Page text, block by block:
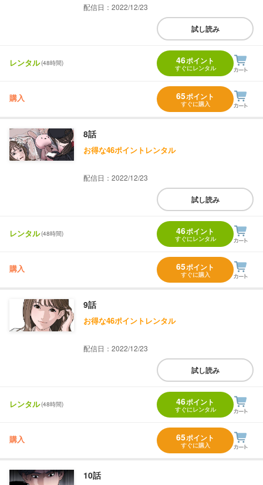
配信日：2022/12/23
試し読み
レンタル(48時間) 46ポイント
すぐにレンタル
購入 65ポイント
すぐに購入
8話
お得な46ポイントレンタル
配信日：2022/12/23
試し読み
レンタル(48時間) 46ポイント
すぐにレンタル
購入 65ポイント
すぐに購入
9話
お得な46ポイントレンタル
配信日：2022/12/23
試し読み
レンタル(48時間) 46ポイント
すぐにレンタル
購入 65ポイント
すぐに購入
10話